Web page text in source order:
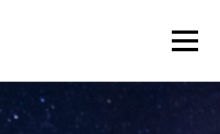
Menü
BESTELLUNG